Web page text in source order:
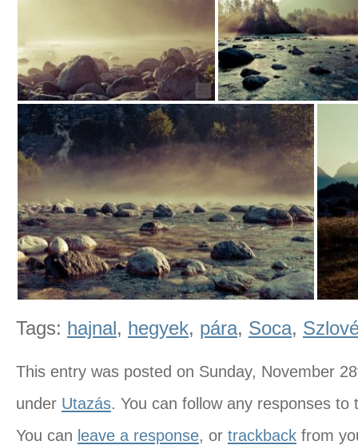
Tags: hajnal, hegyek, pára, Soca,
This entry was posted on Sunday, November
under Utazás. You can follow any responses
You can leave a response, or trackback from